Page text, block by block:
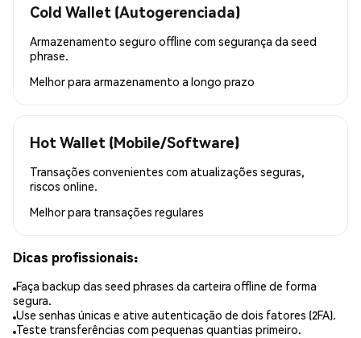
Cold Wallet (Autogerenciada)
Armazenamento seguro offline com segurança da seed
phrase.
Melhor para armazenamento a longo prazo
Hot Wallet (Mobile/Software)
Transações convenientes com atualizações seguras,
riscos online.
Melhor para transações regulares
Dicas profissionais:
Faça backup das seed phrases da carteira offline de forma
segura.
Use senhas únicas e ative autenticação de dois fatores (2FA).
Teste transferências com pequenas quantias primeiro.